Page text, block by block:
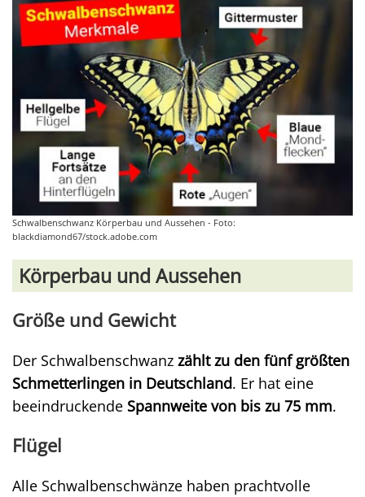
Schwalbenschwanz Körperbau und Aussehen - Foto:
blackdiamond67/stock.adobe.com
Körperbau und Aussehen
Größe und Gewicht
Der Schwalbenschwanz zählt zu den fünf größten
Schmetterlingen in Deutschland. Er hat eine
beeindruckende Spannweite von bis zu 75 mm.
Flügel
Alle Schwalbenschwänze haben prachtvolle